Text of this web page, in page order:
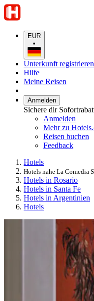
EUR
•
Unterkunft registrieren
Hilfe
Meine Reisen
Anmelden
Sichere dir
Anmelden
Mehr zu
Reisen buchen
Feedback
Hotels
Hotels nahe La Comedia
Hotels in Rosario
Hotels in Santa Fe
Hotels in Argentinien
Hotels